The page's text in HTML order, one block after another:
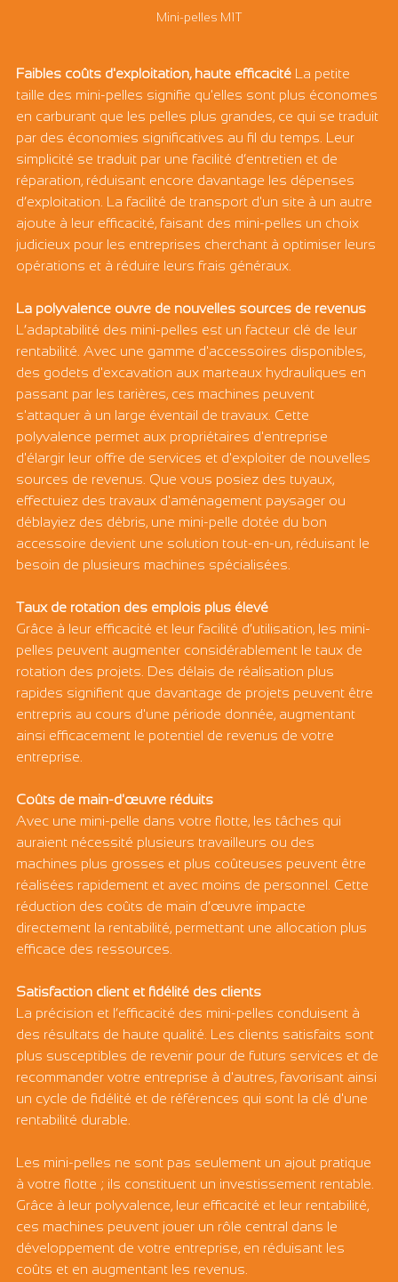
Mini-pelles M1T
Faibles coûts d'exploitation, haute efficacité La petite
taille des mini-pelles signifie qu'elles sont plus économes
en carburant que les pelles plus grandes, ce qui se traduit
par des économies significatives au fil du temps. Leur
simplicité se traduit par une facilité d’entretien et de
réparation, réduisant encore davantage les dépenses
d’exploitation. La facilité de transport d'un site à un autre
ajoute à leur efficacité, faisant des mini-pelles un choix
judicieux pour les entreprises cherchant à optimiser leurs
opérations et à réduire leurs frais généraux.
La polyvalence ouvre de nouvelles sources de revenus
L’adaptabilité des mini-pelles est un facteur clé de leur
rentabilité. Avec une gamme d'accessoires disponibles,
des godets d'excavation aux marteaux hydrauliques en
passant par les tarières, ces machines peuvent
s'attaquer à un large éventail de travaux. Cette
polyvalence permet aux propriétaires d'entreprise
d'élargir leur offre de services et d'exploiter de nouvelles
sources de revenus. Que vous posiez des tuyaux,
effectuiez des travaux d'aménagement paysager ou
déblayiez des débris, une mini-pelle dotée du bon
accessoire devient une solution tout-en-un, réduisant le
besoin de plusieurs machines spécialisées.
Taux de rotation des emplois plus élevé
Grâce à leur efficacité et leur facilité d’utilisation, les mini-
pelles peuvent augmenter considérablement le taux de
rotation des projets. Des délais de réalisation plus
rapides signifient que davantage de projets peuvent être
entrepris au cours d'une période donnée, augmentant
ainsi efficacement le potentiel de revenus de votre
entreprise.
Coûts de main-d'œuvre réduits
Avec une mini-pelle dans votre flotte, les tâches qui
auraient nécessité plusieurs travailleurs ou des
machines plus grosses et plus coûteuses peuvent être
réalisées rapidement et avec moins de personnel. Cette
réduction des coûts de main d’œuvre impacte
directement la rentabilité, permettant une allocation plus
efficace des ressources.
Satisfaction client et fidélité des clients
La précision et l’efficacité des mini-pelles conduisent à
des résultats de haute qualité. Les clients satisfaits sont
plus susceptibles de revenir pour de futurs services et de
recommander votre entreprise à d'autres, favorisant ainsi
un cycle de fidélité et de références qui sont la clé d'une
rentabilité durable.
Les mini-pelles ne sont pas seulement un ajout pratique
à votre flotte ; ils constituent un investissement rentable.
Grâce à leur polyvalence, leur efficacité et leur rentabilité,
ces machines peuvent jouer un rôle central dans le
développement de votre entreprise, en réduisant les
coûts et en augmentant les revenus.